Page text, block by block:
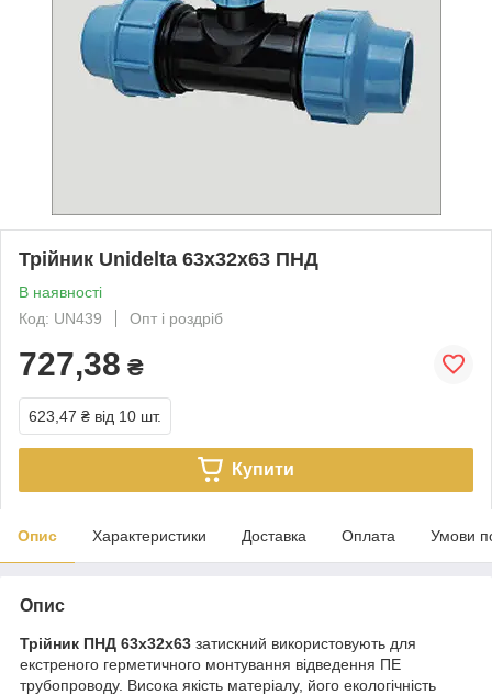
Трійник Unidelta 63х32х63 ПНД
В наявності
Код: UN439
Опт і роздріб
727,38 ₴
623,47 ₴ від 10 шт.
Купити
Опис Характеристики Доставка Оплата Умови
Опис
Трійник ПНД 63х32х63 затискний використовують для
екстреного герметичного монтування відведення ПЕ
трубопроводу. Висока якість матеріалу, його екологічність